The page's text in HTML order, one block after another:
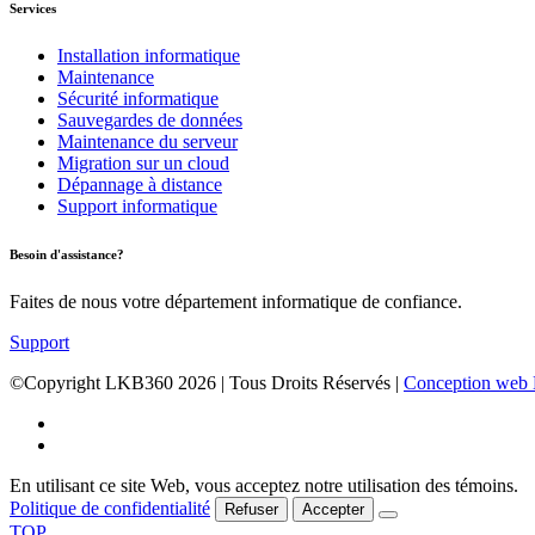
Services
Installation informatique
Maintenance
Sécurité informatique
Sauvegardes de données
Maintenance du serveur
Migration sur un cloud
Dépannage à distance
Support informatique
Besoin d'assistance?
Faites de nous votre département informatique de confiance.
Support
©Copyright LKB360 2026 | Tous Droits Réservés | Conception web
En utilisant ce site Web, vous acceptez notre utilisation des témoins.
Politique de confidentialité
Refuser Accepter